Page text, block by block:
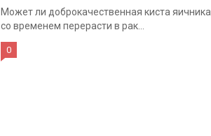
Может ли доброкачественная киста яичника
со временем перерасти в рак...
0